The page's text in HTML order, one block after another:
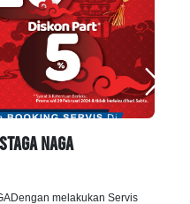
NAGA
melakukan Servis